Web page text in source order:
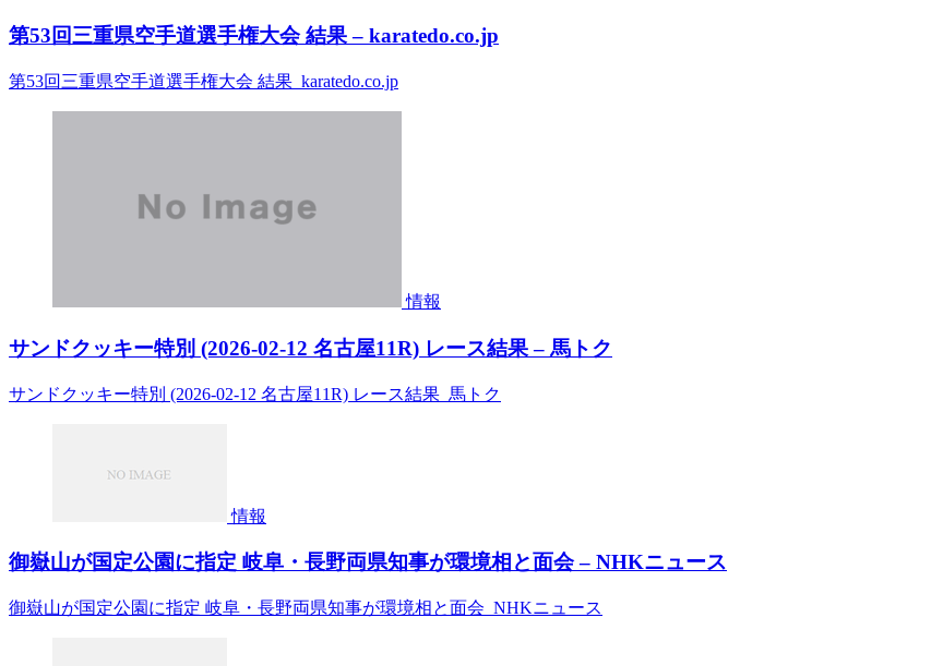
第53回三重県空手道選手権大会 結果 – karatedo.co.jp
第53回三重県空手道選手権大会 結果 karatedo.co.jp
情報
サンドクッキー特別 (2026-02-12 名古屋11R) レース結果 – 馬トク
サンドクッキー特別 (2026-02-12 名古屋11R) レース結果 馬トク
情報
御嶽山が国定公園に指定 岐阜・長野両県知事が環境相と面会 – NHKニュース
御嶽山が国定公園に指定 岐阜・長野両県知事が環境相と面会 NHKニュース